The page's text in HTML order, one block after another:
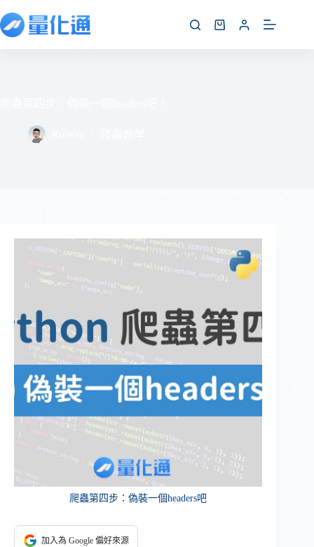
爬蟲第四步：偽裝一個headers吧
加入為 Google 偏好來源